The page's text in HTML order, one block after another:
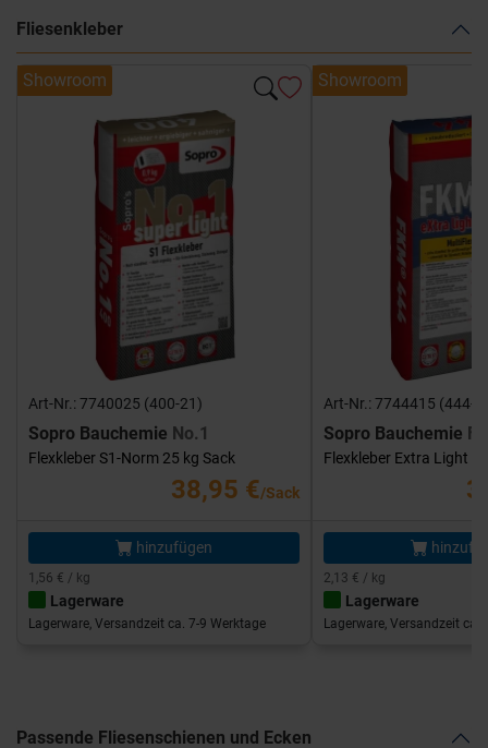
Fliesenkleber
Showroom
Art-Nr.: 7740025 (400-21)
Sopro Bauchemie No.1
Flexkleber S1-Norm 25 kg Sack
38,95 €/Sack
hinzufügen
1,56 € / kg
Lagerware
Lagerware, Versandzeit ca. 7-9 Werktage
Showroom
Art-Nr.: 7744415 (444-
Sopro Bauchemie
Flexkleber Extra Light
2,13 € / kg
Lagerware
Lagerware, Versandzeit ca.
Passende Fliesenschienen und Ecken